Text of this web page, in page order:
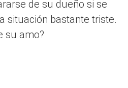
de su dueño si se
situación bastante triste.
su amo?